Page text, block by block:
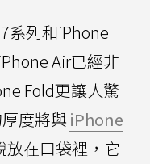
系列和iPhone
Air已經非
Fold更讓人驚
度將與 iPhone
放在口袋裡，它